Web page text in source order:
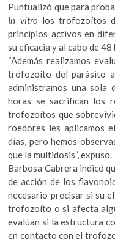
Puntualizó que para
In vitro los trofozoítos
principios activos en
su eficacia y al cabo de
“Además realizamos
trofozoíto del parásito
administramos una sola
horas se sacrifican los
trofozoítos que
roedores les aplicamos
días, pero hemos
que la multidosis”, expuso.
Barbosa Cabrera indicó
de acción de los
necesario precisar si su
trofozoíto o si afecta
evalúan si la estructura
en contacto con el